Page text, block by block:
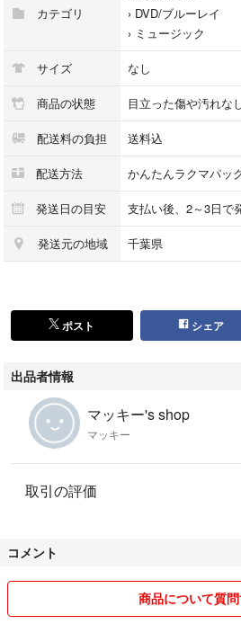
★ スペシャルコンサート「きよしこの夜」
★ スペシャルコンサート「きよしこの夜」
★ スペシャルコンサート「きよしこの夜」
★ スペシャルコンサート「きよしこの夜」
★ スペシャルコンサート「きよしこの夜」
★ スペシャルコンサート「きよしこの夜」
★ スペシャルコンサート「きよしこの夜」
● デビュー10周年記念コンサート 〜歌・命
● きよしのソーラン節
■□■ 商品の状態 ■□■
【外装・付属品】・ケースには保管に伴う
大きな破損はなく概ね良好な状態です。・
盤面：薄スレ少なくおおむね良好です。
・衝撃対策（プチプチ）と水濡れ対策を施
に発送いたします。・安心の「匿名配送（
す。
カテゴリ
› DVD/ブルーレイ
› ミュージック
サイズ なし
商品の状態 目立った傷や汚れな
配送料の負担 送料込
配送方法 かんたんラクマパッ
発送日の目安 支払い後、2～3日で
発送元の地域 千葉県
ポスト シェア
出品者情報
マッキー's shop
マッキー
取引の評価
コメント
商品について質